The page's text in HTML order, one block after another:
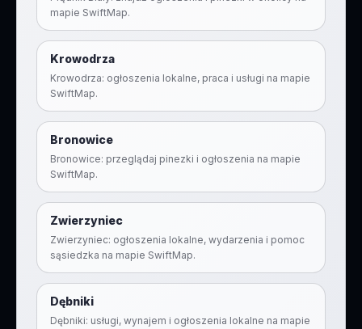
mapie SwiftMap.
Krowodrza
Krowodrza: ogłoszenia lokalne, praca i usługi na mapie
SwiftMap.
Bronowice
Bronowice: przeglądaj pinezki i ogłoszenia na mapie
SwiftMap.
Zwierzyniec
Zwierzyniec: ogłoszenia lokalne, wydarzenia i pomoc
sąsiedzka na mapie SwiftMap.
Dębniki
Dębniki: usługi, wynajem i ogłoszenia lokalne na mapie